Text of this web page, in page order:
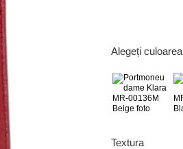
Alegeți culoarea
Textura